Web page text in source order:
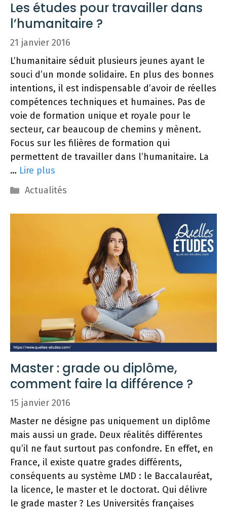
Les études pour travailler dans
l’humanitaire ?
21 janvier 2016
L’humanitaire séduit plusieurs jeunes ayant le
souci d’un monde solidaire. En plus des bonnes
intentions, il est indispensable d’avoir de réelles
compétences techniques et humaines. Pas de
voie de formation unique et royale pour le
secteur, car beaucoup de chemins y mènent.
Focus sur les filières de formation qui
permettent de travailler dans l’humanitaire. La
… Lire plus
Catégories
Actualités
Master : grade ou diplôme,
comment faire la différence ?
15 janvier 2016
Master ne désigne pas uniquement un diplôme
mais aussi un grade. Deux réalités différentes
qu’il ne faut surtout pas confondre. En effet, en
France, il existe quatre grades différents,
conséquents au système LMD : le Baccalauréat,
la licence, le master et le doctorat. Qui délivre
le grade master ? Les Universités françaises